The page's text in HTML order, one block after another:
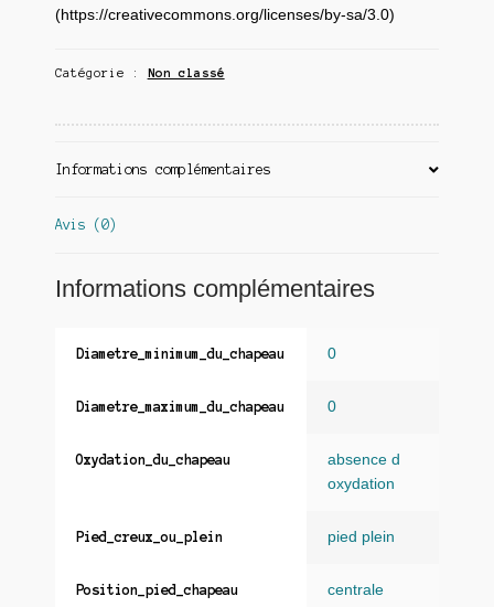
(https://creativecommons.org/licenses/by-sa/3.0)
Catégorie : Non classé
Informations complémentaires
Avis (0)
Informations complémentaires
Diametre_minimum_du_chapeau 0
Diametre_maximum_du_chapeau 0
Oxydation_du_chapeau
absence d
oxydation
Pied_creux_ou_plein pied plein
Position_pied_chapeau centrale